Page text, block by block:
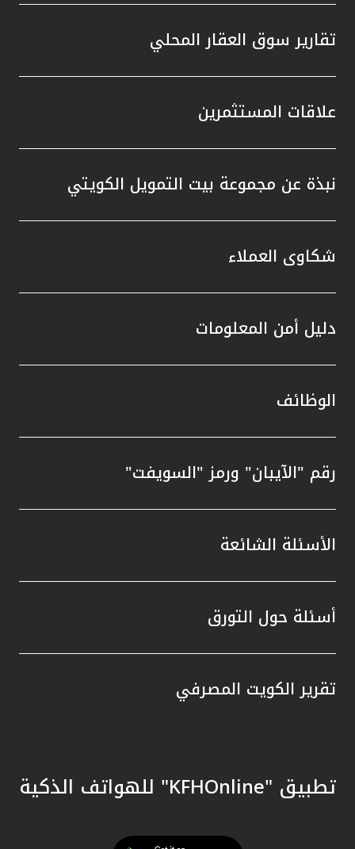
تقارير سوق العقار المحلي
علاقات المستثمرين
نبذة عن مجموعة بيت التمويل الكويتي
شكاوى العملاء
دليل أمن المعلومات
الوظائف
رقم "الآيبان" ورمز "السويفت"
الأسئلة الشائعة
أسئلة حول التورق
تقرير الكويت المصرفي
تطبيق "KFHOnline" للهواتف الذكية